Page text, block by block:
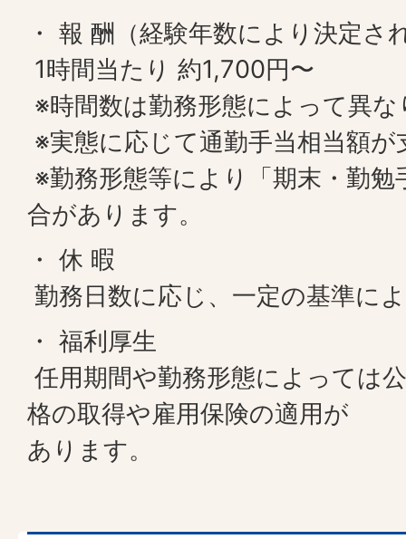
・ 報 酬（経験年数により決定さ
1時間当たり 約1,700円〜
※時間数は勤務形態によって異
※実態に応じて通勤手当相当額
※勤務形態等により「期末・勤
合があります。
・ 休 暇
勤務日数に応じ、一定の基準に
・ 福利厚生
任用期間や勤務形態によっては
格の取得や雇用保険の適用が
あります。